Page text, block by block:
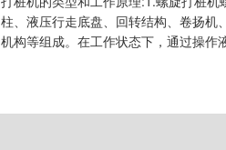
柱、液压行走底盘、回转结构、卷扬机
机构等组成。在工作状态下，通过操作